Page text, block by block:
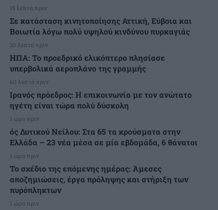
15 λεπτά πριν
Σε κατάσταση κινητοποίησης Αττική, Εύβοια και
Βοιωτία λόγω πολύ υψηλού κινδύνου πυρκαγιάς
30 λεπτά πριν
ΗΠΑ: Το προεδρικό ελικόπτερο πλησίασε
υπερβολικά αεροπλάνο της γραμμής
60 λεπτά πριν
Ιρανός πρόεδρος: Η επικοινωνία με τον ανώτατο
ηγέτη είναι τώρα πολύ δύσκολη
1 ώρα πριν
ός Δυτικού Νείλου: Στα 65 τα κρούσματα στην
Ελλάδα – 23 νέα μέσα σε μία εβδομάδα, 6 θάνατοι
1 ώρα πριν
Το σχέδιο της επόμενης ημέρας: Άμεσες
αποζημιώσεις, έργα πρόληψης και στήριξη των
πυρόπληκτων
1 ώρα πριν